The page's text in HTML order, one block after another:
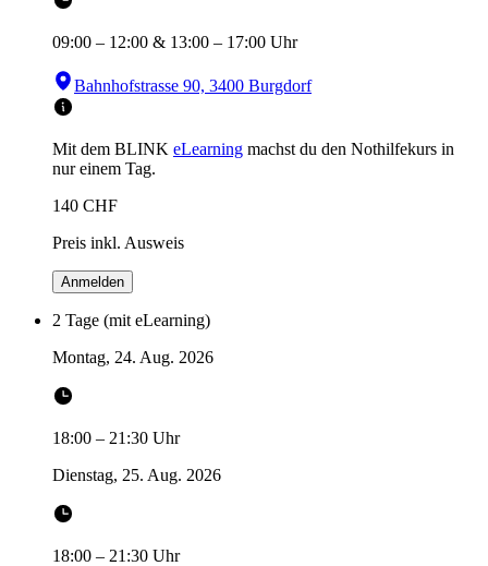
09:00 – 12:00 & 13:00 – 17:00 Uhr
Bahnhofstrasse 90, 3400 Burgdorf
Mit dem BLINK eLearning machst du den Nothilfekurs in
nur einem Tag.
140 CHF
Preis inkl. Ausweis
Anmelden
2 Tage (mit eLearning)
Montag, 24. Aug. 2026
18:00 – 21:30 Uhr
Dienstag, 25. Aug. 2026
18:00 – 21:30 Uhr